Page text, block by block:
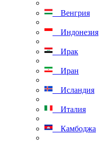
Венгрия
Индонезия
Ирак
Иран
Исландия
Италия
Камбоджа